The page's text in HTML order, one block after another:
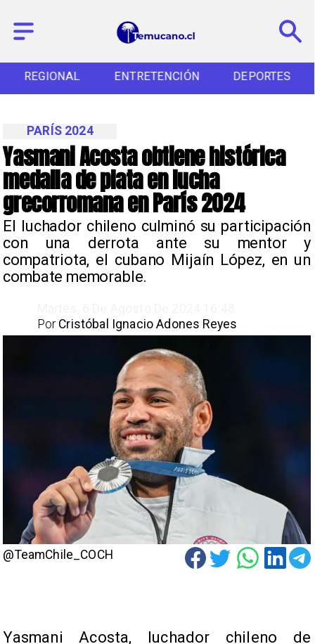
REGIONAL ENTRETENCIÓN DEPORTES
Yasmani Acosta obtiene histórica
medalla de plata en lucha
grecorromana en París 2024
​El luchador chileno culminó su participación
con una derrota ante su mentor y
compatriota, el cubano Mijaín López, en un
combate memorable.
PARÍS 2024
Cristóbal Ignacio Adones Reyes
Por
@TeamChile_COCH
Yasmani Acosta, luchador chileno de